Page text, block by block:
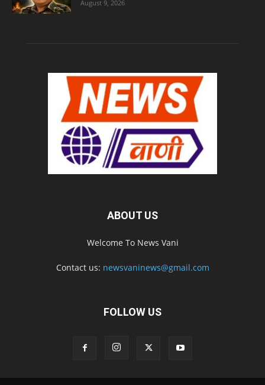
August 9, 2026
ABOUT US
Welcome To News Vani
Contact us: newsvaninews@gmail.com
FOLLOW US